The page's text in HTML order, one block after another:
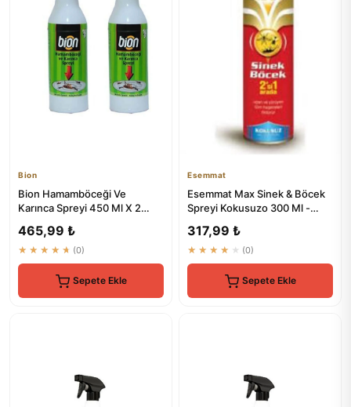
Bion
Bion Hamamböceği Ve
Karınca Spreyi 450 Ml X 2
465,99 ₺
★★★★★ (0)
Sepete Ekle
Esemmat
Esemmat Max Sinek & Böcek
Spreyi Kokusuzo 300 Ml -
317,99 ₺
★★★★★ (0)
Sepete Ekle